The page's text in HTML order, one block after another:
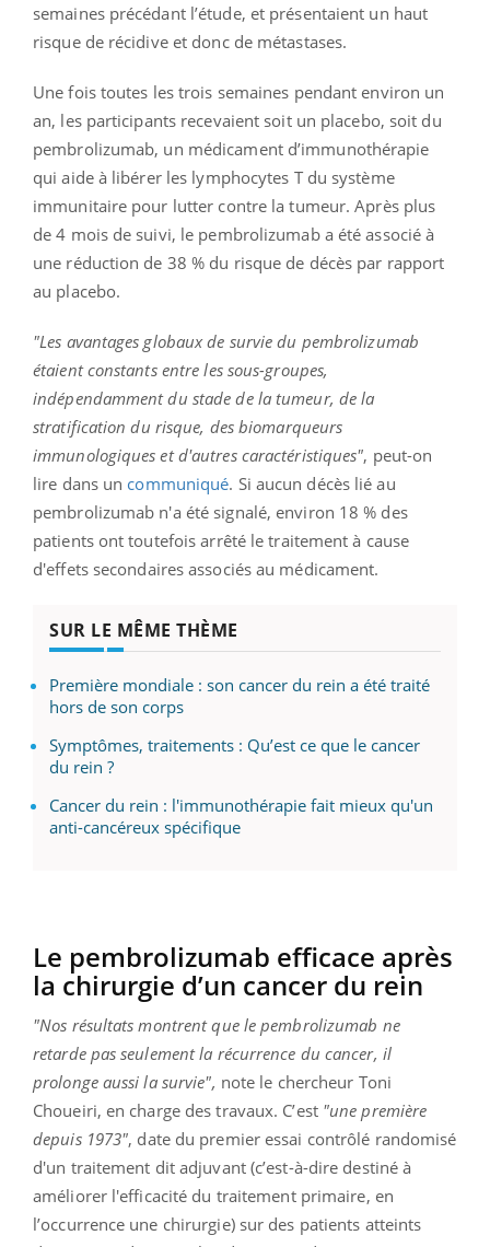
semaines précédant l’étude, et présentaient un haut
risque de récidive et donc de métastases.
Une fois toutes les trois semaines pendant environ un
an, les participants recevaient soit un placebo, soit du
pembrolizumab, un médicament d’immunothérapie
qui aide à libérer les lymphocytes T du système
immunitaire pour lutter contre la tumeur. Après plus
de 4 mois de suivi, le pembrolizumab a été associé à
une réduction de 38 % du risque de décès par rapport
au placebo.
"Les avantages globaux de survie du pembrolizumab
étaient constants entre les sous-groupes,
indépendamment du stade de la tumeur, de la
stratification du risque, des biomarqueurs
immunologiques et d'autres caractéristiques", peut-on
lire dans un communiqué. Si aucun décès lié au
pembrolizumab n'a été signalé, environ 18 % des
patients ont toutefois arrêté le traitement à cause
d'effets secondaires associés au médicament.
SUR LE MÊME THÈME
Première mondiale : son cancer du rein a été traité
hors de son corps
Symptômes, traitements : Qu’est ce que le cancer
du rein ?
Cancer du rein : l'immunothérapie fait mieux qu'un
anti-cancéreux spécifique
Le pembrolizumab efficace après
la chirurgie d’un cancer du rein
"Nos résultats montrent que le pembrolizumab ne
retarde pas seulement la récurrence du cancer, il
prolonge aussi la survie", note le chercheur Toni
Choueiri, en charge des travaux. C’est "une première
depuis 1973", date du premier essai contrôlé randomisé
d'un traitement dit adjuvant (c’est-à-dire destiné à
améliorer l'efficacité du traitement primaire, en
l’occurrence une chirurgie) sur des patients atteints